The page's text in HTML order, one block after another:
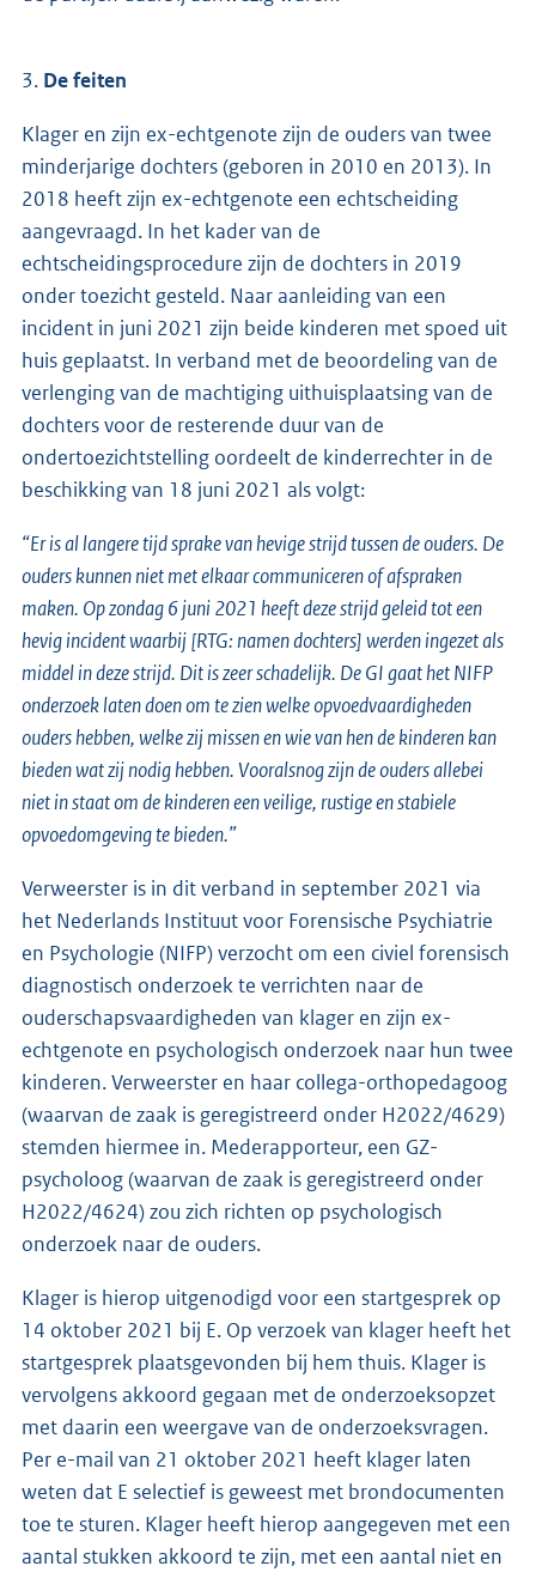
3. De feiten
Klager en zijn ex-echtgenote zijn de ouders van twee
minderjarige dochters (geboren in 2010 en 2013). In
2018 heeft zijn ex-echtgenote een echtscheiding
aangevraagd. In het kader van de
echtscheidingsprocedure zijn de dochters in 2019
onder toezicht gesteld. Naar aanleiding van een
incident in juni 2021 zijn beide kinderen met spoed uit
huis geplaatst. In verband met de beoordeling van de
verlenging van de machtiging uithuisplaatsing van de
dochters voor de resterende duur van de
ondertoezichtstelling oordeelt de kinderrechter in de
beschikking van 18 juni 2021 als volgt:
“Er is al langere tijd sprake van hevige strijd tussen de ouders. De
ouders kunnen niet met elkaar communiceren of afspraken
maken. Op zondag 6 juni 2021 heeft deze strijd geleid tot een
hevig incident waarbij [RTG: namen dochters] werden ingezet als
middel in deze strijd. Dit is zeer schadelijk. De GI gaat het NIFP
onderzoek laten doen om te zien welke opvoedvaardigheden
ouders hebben, welke zij missen en wie van hen de kinderen kan
bieden wat zij nodig hebben. Vooralsnog zijn de ouders allebei
niet in staat om de kinderen een veilige, rustige en stabiele
opvoedomgeving te bieden.”
Verweerster is in dit verband in september 2021 via
het Nederlands Instituut voor Forensische Psychiatrie
en Psychologie (NIFP) verzocht om een civiel forensisch
diagnostisch onderzoek te verrichten naar de
ouderschapsvaardigheden van klager en zijn ex-
echtgenote en psychologisch onderzoek naar hun twee
kinderen. Verweerster en haar collega-orthopedagoog
(waarvan de zaak is geregistreerd onder H2022/4629)
stemden hiermee in. Mederapporteur, een GZ-
psycholoog (waarvan de zaak is geregistreerd onder
H2022/4624) zou zich richten op psychologisch
onderzoek naar de ouders.
Klager is hierop uitgenodigd voor een startgesprek op
14 oktober 2021 bij E. Op verzoek van klager heeft het
startgesprek plaatsgevonden bij hem thuis. Klager is
vervolgens akkoord gegaan met de onderzoeksopzet
met daarin een weergave van de onderzoeksvragen.
Per e-mail van 21 oktober 2021 heeft klager laten
weten dat E selectief is geweest met brondocumenten
toe te sturen. Klager heeft hierop aangegeven met een
aantal stukken akkoord te zijn, met een aantal niet en